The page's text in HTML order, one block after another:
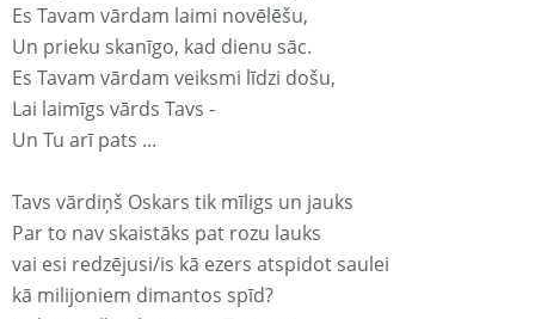
Es Tavam vārdam laimi novēlēšu,
Un prieku skanīgo, kad dienu sāc.
Es Tavam vārdam veiksmi līdzi došu,
Lai laimīgs vārds Tavs -
Un Tu arī pats ...
Tavs vārdiņš Oskars tik mīligs un jauks
Par to nav skaistāks pat rozu lauks
vai esi redzējusi/is kā ezers atspidot saulei
kā milijoniem dimantos spīd?